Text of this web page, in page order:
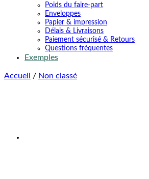
Poids du faire-part
Enveloppes
Papier & impression
Délais & Livraisons
Paiement sécurisé & Retours
Questions fréquentes
Exemples
Accueil / Non classé